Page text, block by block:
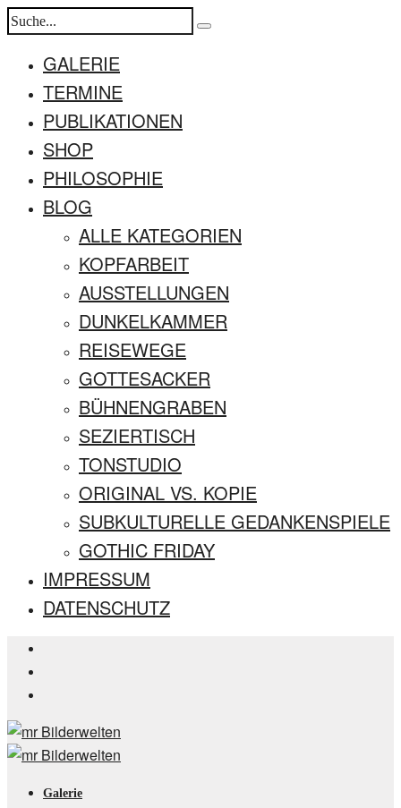
GALERIE
TERMINE
PUBLIKATIONEN
SHOP
PHILOSOPHIE
BLOG
ALLE KATEGORIEN
KOPFARBEIT
AUSSTELLUNGEN
DUNKELKAMMER
REISEWEGE
GOTTESACKER
BÜHNENGRABEN
SEZIERTISCH
TONSTUDIO
ORIGINAL VS. KOPIE
SUBKULTURELLE GEDANKENSPIELE
GOTHIC FRIDAY
IMPRESSUM
DATENSCHUTZ
Galerie